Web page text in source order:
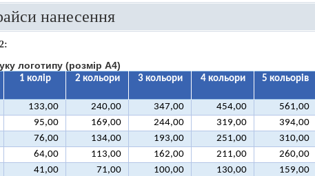
нанесення
логотипу (розмір A4)
1 колір 2 кольори 3 кольори 4 кольори 5 кольорів
133,00 240,00 347,00 454,00 561,00
95,00 169,00 244,00 319,00 394,00
76,00 134,00 193,00 251,00 310,00
64,00 113,00 162,00 211,00 260,00
41,00 71,00 100,00 130,00 159,00